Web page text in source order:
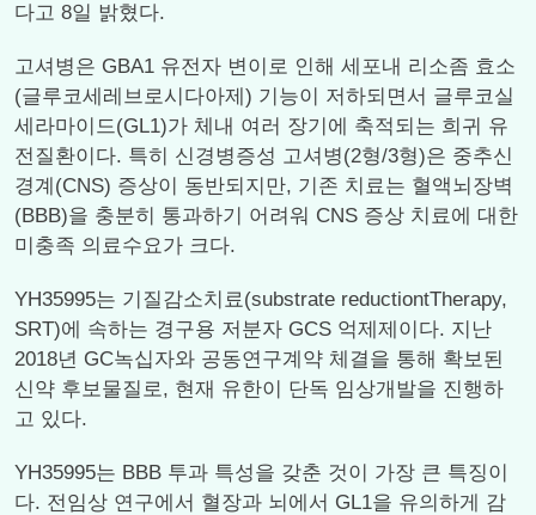
다고 8일 밝혔다.
고셔병은 GBA1 유전자 변이로 인해 세포내 리소좀 효소
(글루코세레브로시다아제) 기능이 저하되면서 글루코실
세라마이드(GL1)가 체내 여러 장기에 축적되는 희귀 유
전질환이다. 특히 신경병증성 고셔병(2형/3형)은 중추신
경계(CNS) 증상이 동반되지만, 기존 치료는 혈액뇌장벽
(BBB)을 충분히 통과하기 어려워 CNS 증상 치료에 대한
미충족 의료수요가 크다.
YH35995는 기질감소치료(substrate reductiontTherapy,
SRT)에 속하는 경구용 저분자 GCS 억제제이다. 지난
2018년 GC녹십자와 공동연구계약 체결을 통해 확보된
신약 후보물질로, 현재 유한이 단독 임상개발을 진행하
고 있다.
YH35995는 BBB 투과 특성을 갖춘 것이 가장 큰 특징이
다. 전임상 연구에서 혈장과 뇌에서 GL1을 유의하게 감